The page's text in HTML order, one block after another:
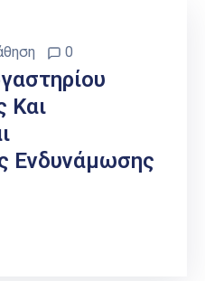
0
Και
Ενδυνάμωσης